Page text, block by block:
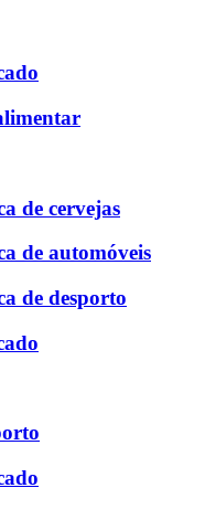
de cervejas
de automóveis
de desporto